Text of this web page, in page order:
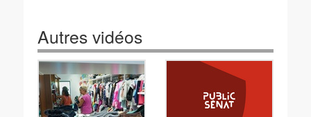
Autres vidéos